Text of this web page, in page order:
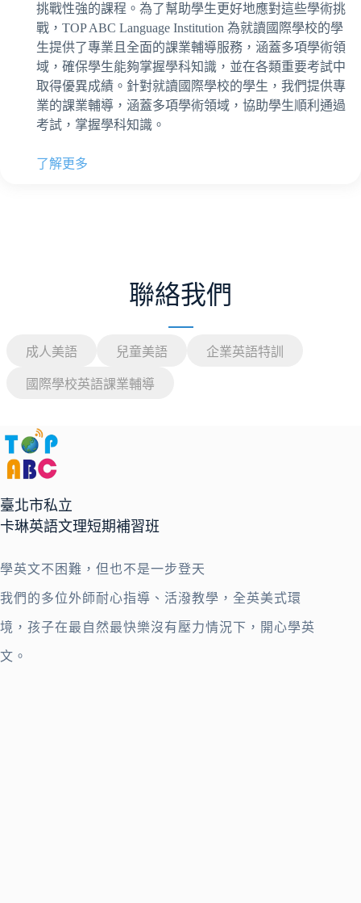
挑戰性強的課程。為了幫助學生更好地應對這些學術挑
戰，TOP ABC Language Institution 為就讀國際學校的學
生提供了專業且全面的課業輔導服務，涵蓋多項學術領
域，確保學生能夠掌握學科知識，並在各類重要考試中
取得優異成績。針對就讀國際學校的學生，我們提供專
業的課業輔導，涵蓋多項學術領域，協助學生順利通過
考試，掌握學科知識。
了解更多
聯絡我們
成人美語 兒童美語 企業英語特訓
國際學校英語課業輔導
臺北市私立
卡琳英語文理短期補習班
學英文不困難，但也不是一步登天
我們的多位外師耐心指導、活潑教學，全英美式環
境，孩子在最自然最快樂沒有壓力情況下，開心學英
文。